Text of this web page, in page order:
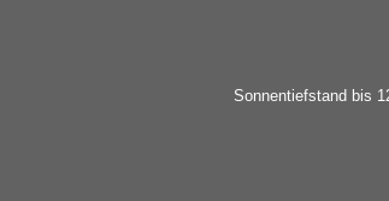
Sonnentiefstand bis